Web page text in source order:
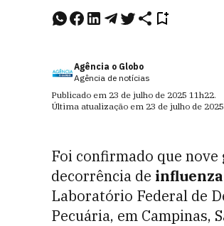
Agência o Globo
Agência de notícias
Publicado em 23 de julho de 2025 11h22.
Última atualização em 23 de julho de 2025
Foi confirmado que nove
decorrência de
Laboratório Federal de
Pecuária, em Campinas,